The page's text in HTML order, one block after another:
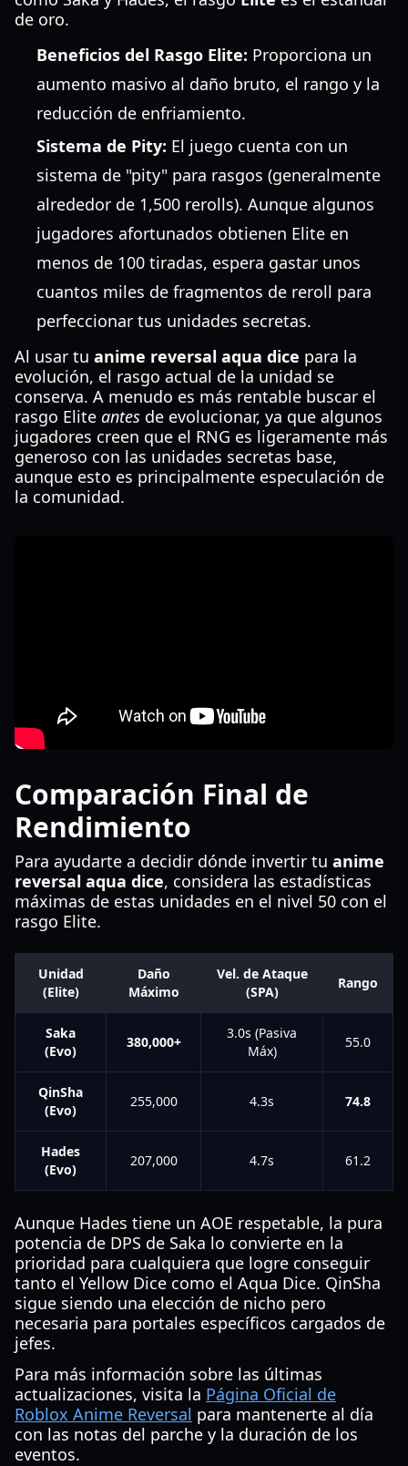
de oro.
Beneficios del Rasgo Elite: Proporciona un
aumento masivo al daño bruto, el rango y la
reducción de enfriamiento.
Sistema de Pity: El juego cuenta con un
sistema de "pity" para rasgos (generalmente
alrededor de 1,500 rerolls). Aunque algunos
jugadores afortunados obtienen Elite en
menos de 100 tiradas, espera gastar unos
cuantos miles de fragmentos de reroll para
perfeccionar tus unidades secretas.
Al usar tu anime reversal aqua dice para la
evolución, el rasgo actual de la unidad se
conserva. A menudo es más rentable buscar el
rasgo Elite antes de evolucionar, ya que algunos
jugadores creen que el RNG es ligeramente más
generoso con las unidades secretas base,
aunque esto es principalmente especulación de
la comunidad.
Comparación Final de
Rendimiento
Para ayudarte a decidir dónde invertir tu anime
reversal aqua dice, considera las estadísticas
máximas de estas unidades en el nivel 50 con el
rasgo Elite.
Unidad
(Elite)
Daño
Máximo
Vel. de Ataque
(SPA)
Rango
Saka
(Evo)
380,000+
3.0s (Pasiva
Máx)
55.0
QinSha
(Evo)
255,000 4.3s 74.8
Hades
(Evo)
207,000 4.7s 61.2
Aunque Hades tiene un AOE respetable, la pura
potencia de DPS de Saka lo convierte en la
prioridad para cualquiera que logre conseguir
tanto el Yellow Dice como el Aqua Dice. QinSha
sigue siendo una elección de nicho pero
necesaria para portales específicos cargados de
jefes.
Para más información sobre las últimas
actualizaciones, visita la Página Oficial de
Roblox Anime Reversal para mantenerte al día
con las notas del parche y la duración de los
eventos.